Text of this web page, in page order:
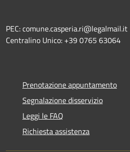
PEC: comune.casperia.ri@legalmail.it
Centralino Unico: +39 0765 63064
Prenotazione appuntamento
Segnalazione disservizio
Leggi le FAQ
Richiesta assistenza